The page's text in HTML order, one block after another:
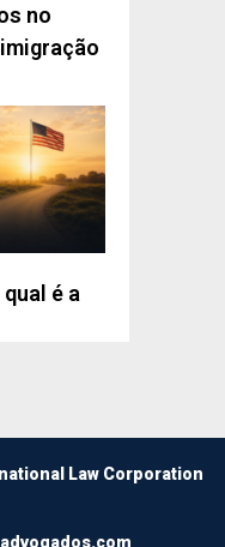
no
qual é a
Law Corporation